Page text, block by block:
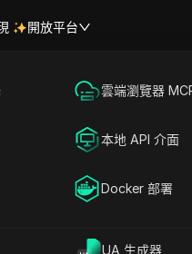
UA 生成器
開放平台
雲端瀏覽器
本地 API 介面
Docker 部署
實際狀況與